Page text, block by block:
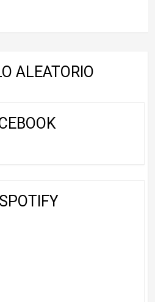
ALEATORIO